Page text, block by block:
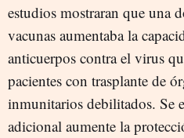
estudios mostraran que una
vacunas aumentaba la
anticuerpos contra el virus
pacientes con trasplante de
inmunitarios debilitados. Se
adicional aumente la